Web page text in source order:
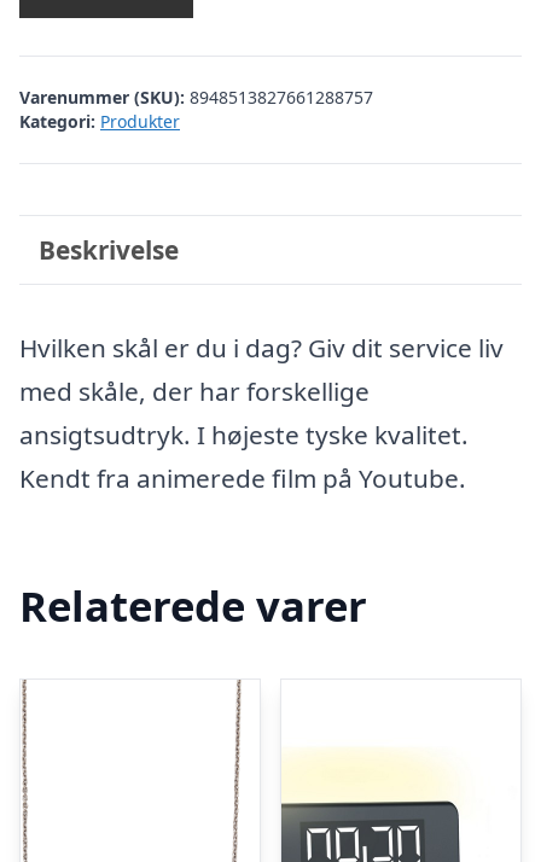
Varenummer (SKU): 8948513827661288757
Kategori: Produkter
Beskrivelse
Hvilken skål er du i dag? Giv dit service liv
med skåle, der har forskellige
ansigtsudtryk. I højeste tyske kvalitet.
Kendt fra animerede film på Youtube.
Relaterede varer